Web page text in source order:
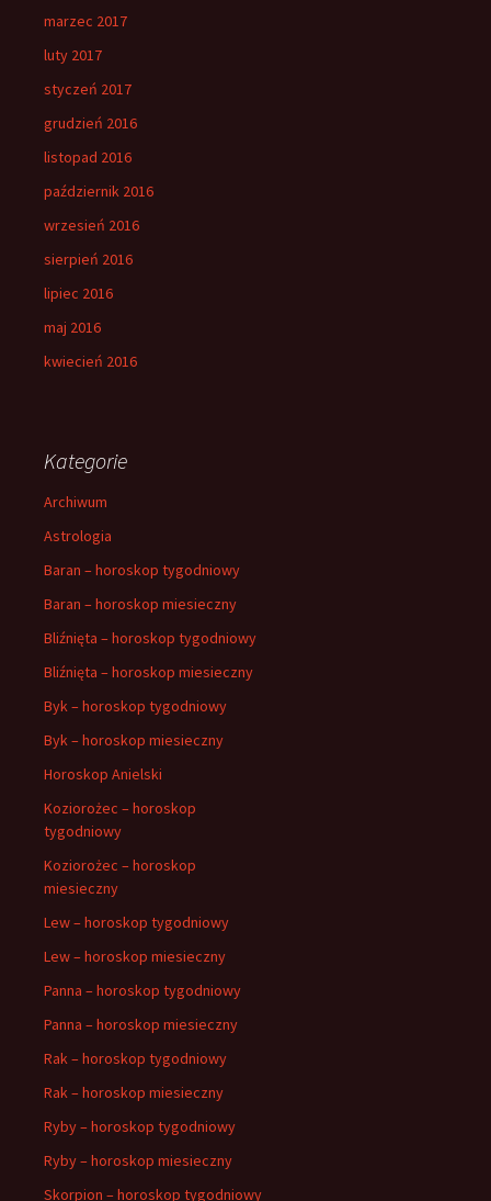
marzec 2017
luty 2017
styczeń 2017
grudzień 2016
listopad 2016
październik 2016
wrzesień 2016
sierpień 2016
lipiec 2016
maj 2016
kwiecień 2016
Kategorie
Archiwum
Astrologia
Baran – horoskop tygodniowy
Baran – horoskop miesieczny
Bliźnięta – horoskop tygodniowy
Bliźnięta – horoskop miesieczny
Byk – horoskop tygodniowy
Byk – horoskop miesieczny
Horoskop Anielski
Koziorożec – horoskop
tygodniowy
Koziorożec – horoskop
miesieczny
Lew – horoskop tygodniowy
Lew – horoskop miesieczny
Panna – horoskop tygodniowy
Panna – horoskop miesieczny
Rak – horoskop tygodniowy
Rak – horoskop miesieczny
Ryby – horoskop tygodniowy
Ryby – horoskop miesieczny
Skorpion – horoskop tygodniowy